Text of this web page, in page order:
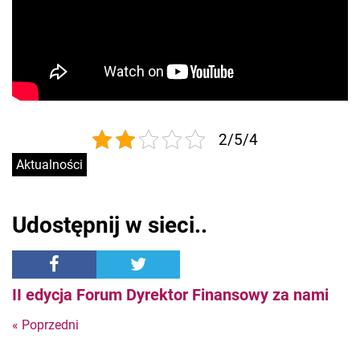
2/5/4
Aktualności
Udostępnij w sieci..
II edycja Forum Dyrektor Finansowy za nami
« Poprzedni